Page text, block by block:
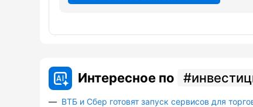
Интересное по
ВТБ и Сбер готовят запуск сервисов для